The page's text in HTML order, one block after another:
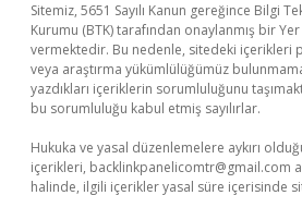
Sitemiz, 5651 Sayılı Kanun gereğince Bilgi
Kurumu (BTK) tarafından onaylanmış bir
vermektedir. Bu nedenle, sitedeki içerikleri
veya araştırma yükümlülüğümüz
yazdıkları içeriklerin sorumluluğunu
bu sorumluluğu kabul etmiş sayılırlar.
Hukuka ve yasal düzenlemelere aykırı
içerikleri, backlinkpanelicomtr@gmail.com
halinde, ilgili içerikler yasal süre içerisinde